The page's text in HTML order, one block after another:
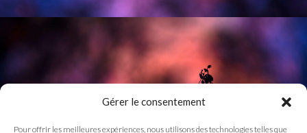
Gérer le consentement
Pour offrir les meilleures expériences, nous utilisons des technologies telles que